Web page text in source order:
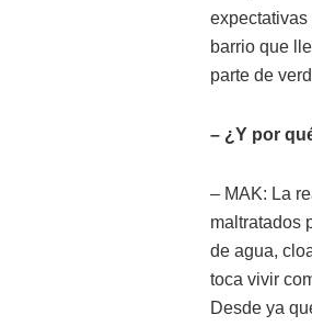
expectativas
barrio que
parte de
– ¿Y por
– MAK: La
maltratados
de agua,
toca vivir
Desde ya